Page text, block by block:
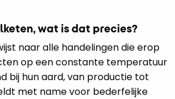
wat is dat precies?
naar alle handelingen die erop
op een constante temperatuur
bij hun aard, van productie tot
met name voor bederfelijke